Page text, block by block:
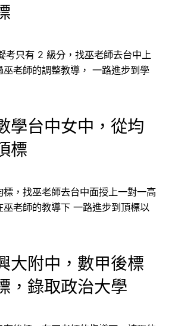
考只有 2 級分，找巫老師去台中上
老師的調整教導， 一路進步到學
學台中女中，從均
標
，找巫老師去台中面授上一對一高
巫老師的教導下 一路進步到頂標以
大附中，數甲後標
，錄取政治大學